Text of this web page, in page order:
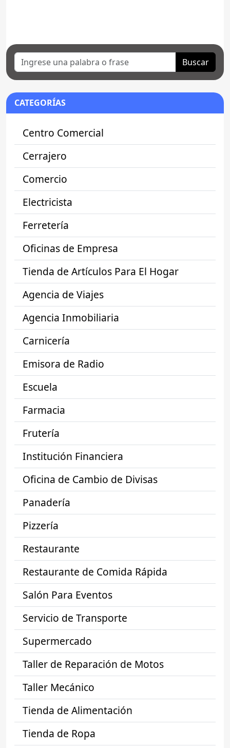
Buscar
CATEGORÍAS
Centro Comercial
Cerrajero
Comercio
Electricista
Ferretería
Oficinas de Empresa
Tienda de Artículos Para El Hogar
Agencia de Viajes
Agencia Inmobiliaria
Carnicería
Emisora de Radio
Escuela
Farmacia
Frutería
Institución Financiera
Oficina de Cambio de Divisas
Panadería
Pizzería
Restaurante
Restaurante de Comida Rápida
Salón Para Eventos
Servicio de Transporte
Supermercado
Taller de Reparación de Motos
Taller Mecánico
Tienda de Alimentación
Tienda de Ropa